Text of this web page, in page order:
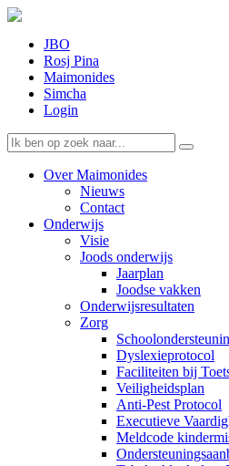
JBO
Rosj Pina
Maimonides
Simcha
Login
Over Maimonides
Nieuws
Contact
Onderwijs
Visie
Joods onderwijs
Jaarplan
Joodse vakken
Onderwijsresultaten
Zorg
Dyslexieprotocol
Faciliteiten bij
Veiligheidsplan
Anti-Pest Protocol
Executieve
Meldcode